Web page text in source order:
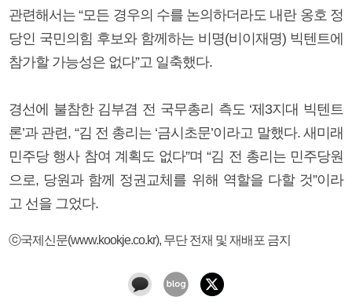
관련해서는 “모든 경우의 수를 논의하더라도 내란 옹호 정
당인 국민의힘 후보와 함께하는 비명(비이재명) 빅텐트에
참가할 가능성은 없다”고 일축했다.
경선에 불참한 김부겸 전 국무총리 측도 ‘제3지대 빅텐트
론’과 관련, “김 전 총리는 ‘금시초문’이라고 말했다. 새미래
민주당 행사 참여 계획도 없다”며 “김 전 총리는 민주당원
으로, 당원과 함께 정권교체를 위해 역할을 다할 것”이라
고 선을 그었다.
ⓒ국제신문(www.kookje.co.kr), 무단 전재 및 재배포 금지